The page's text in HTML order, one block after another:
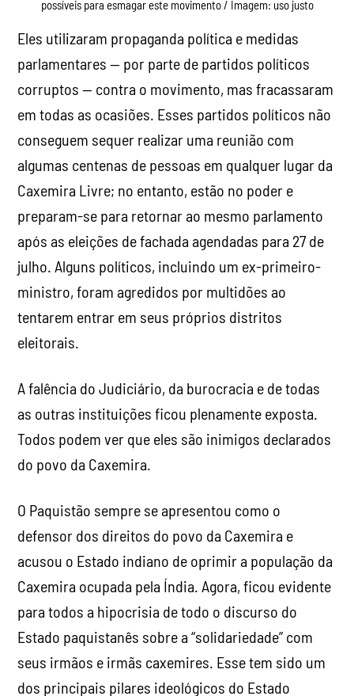
possíveis para esmagar este movimento / Imagem: uso justo
Eles utilizaram propaganda política e medidas
parlamentares — por parte de partidos políticos
corruptos — contra o movimento, mas fracassaram
em todas as ocasiões. Esses partidos políticos não
conseguem sequer realizar uma reunião com
algumas centenas de pessoas em qualquer lugar da
Caxemira Livre; no entanto, estão no poder e
preparam-se para retornar ao mesmo parlamento
após as eleições de fachada agendadas para 27 de
julho. Alguns políticos, incluindo um ex-primeiro-
ministro, foram agredidos por multidões ao
tentarem entrar em seus próprios distritos
eleitorais.
A falência do Judiciário, da burocracia e de todas
as outras instituições ficou plenamente exposta.
Todos podem ver que eles são inimigos declarados
do povo da Caxemira.
O Paquistão sempre se apresentou como o
defensor dos direitos do povo da Caxemira e
acusou o Estado indiano de oprimir a população da
Caxemira ocupada pela Índia. Agora, ficou evidente
para todos a hipocrisia de todo o discurso do
Estado paquistanês sobre a “solidariedade” com
seus irmãos e irmãs caxemires. Esse tem sido um
dos principais pilares ideológicos do Estado